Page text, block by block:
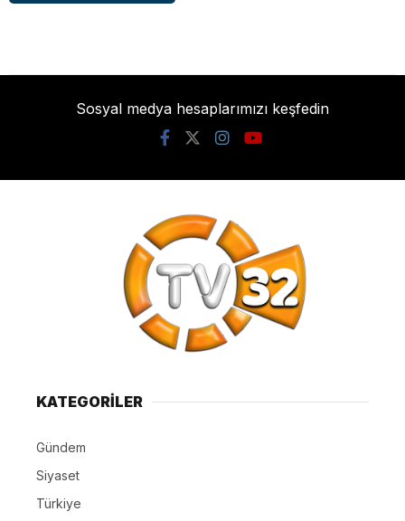
Sosyal medya hesaplarımızı keşfedin
KATEGORİLER
Gündem
Siyaset
Türkiye